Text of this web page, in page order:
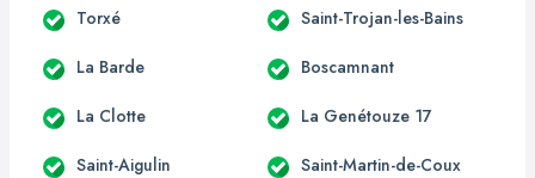
Torxé Saint-Trojan-les-Bains
La Barde Boscamnant
La Clotte La Genétouze 17
Saint-Aigulin Saint-Martin-de-Coux